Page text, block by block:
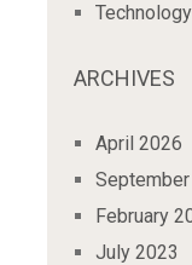
Technology
ARCHIVES
April 2026
February
July 2023